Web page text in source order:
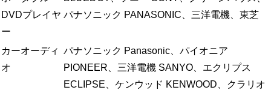
DVDプレイヤ
ー
パナソニック PANASONIC、三洋電機、東芝
カーオーディ
オ
パナソニック Panasonic、パイオニア
PIONEER、三洋電機 SANYO、エクリプス
ECLIPSE、ケンウッド KENWOOD、クラリオ